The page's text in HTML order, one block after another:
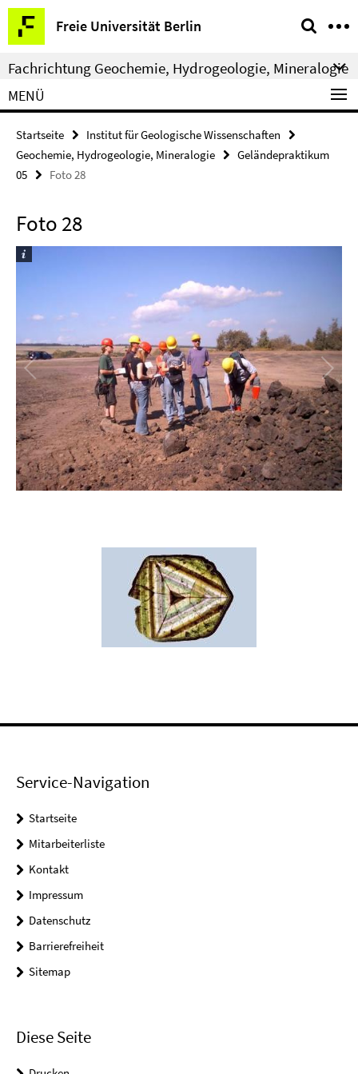
Springe
direkt
zu
Inhalt
Freie Universität Berlin
Service-
Navigation
Fachrichtung Geochemie, Hydrogeologie, Mineralogie
MENÜ
Startseite
Institut für Geologische Wissenschaften
Geochemie, Hydrogeologie, Mineralogie
Geländepraktikum
05
Foto 28
Foto 28
Service-Navigation
Startseite
Mitarbeiterliste
Kontakt
Impressum
Datenschutz
Barrierefreiheit
Sitemap
Diese Seite